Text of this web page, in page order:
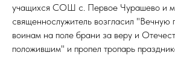
учащихся СОШ с. Первое Чурашево и
священнослужитель возгласил "Вечную
воинам на поле брани за веру и
положившим" и пропел тропарь